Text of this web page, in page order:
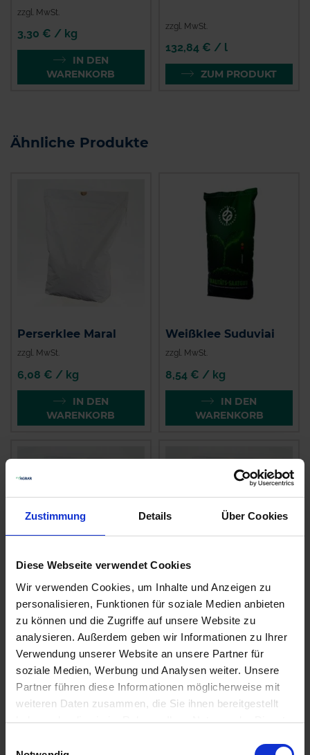
Zustimmung Details Über Cookies
Diese Webseite verwendet Cookies
Wir verwenden Cookies, um Inhalte und Anzeigen zu
personalisieren, Funktionen für soziale Medien anbieten
zu können und die Zugriffe auf unsere Website zu
analysieren. Außerdem geben wir Informationen zu Ihrer
Verwendung unserer Website an unsere Partner für
soziale Medien, Werbung und Analysen weiter. Unsere
Partner führen diese Informationen möglicherweise mit
weiteren Daten zusammen, die Sie ihnen bereitgestellt
haben oder die sie im Rahmen Ihrer Nutzung der Dienste
zzgl. MwSt.
3,30 € / kg
IN DEN
WARENKORB
zzgl. MwSt.
132,84 € / l
ZUM PRODUKT
Ähnliche Produkte
Perserklee Maral
zzgl. MwSt.
6,08 € / kg
IN DEN
WARENKORB
Weißklee Suduviai
zzgl. MwSt.
8,54 € / kg
IN DEN
WARENKORB
Rotklee Marieta
zzgl. MwSt.
7,21 € / kg
IN DEN
WARENKORB
Inkarnatklee
Kardinal
zzgl. MwSt.
3,50 € / kg
ALTERNATIVE
PRODUKTE